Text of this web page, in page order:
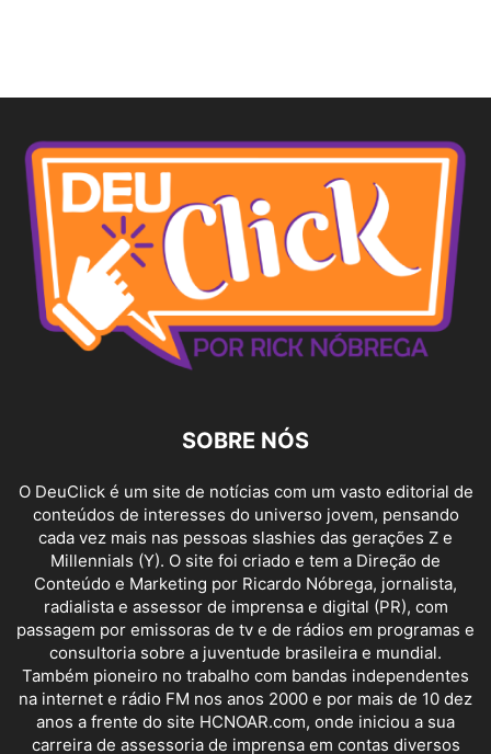
SOBRE NÓS
O DeuClick é um site de notícias com um vasto editorial de
conteúdos de interesses do universo jovem, pensando
cada vez mais nas pessoas slashies das gerações Z e
Millennials (Y). O site foi criado e tem a Direção de
Conteúdo e Marketing por Ricardo Nóbrega, jornalista,
radialista e assessor de imprensa e digital (PR), com
passagem por emissoras de tv e de rádios em programas e
consultoria sobre a juventude brasileira e mundial.
Também pioneiro no trabalho com bandas independentes
na internet e rádio FM nos anos 2000 e por mais de 10 dez
anos a frente do site HCNOAR.com, onde iniciou a sua
carreira de assessoria de imprensa em contas diversos